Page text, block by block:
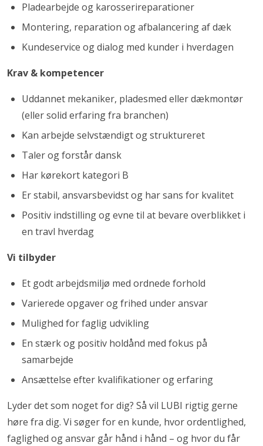
Pladearbejde og karosserireparationer
Montering, reparation og afbalancering af dæk
Kundeservice og dialog med kunder i hverdagen
Krav & kompetencer
Uddannet mekaniker, pladesmed eller dækmontør
(eller solid erfaring fra branchen)
Kan arbejde selvstændigt og struktureret
Taler og forstår dansk
Har kørekort kategori B
Er stabil, ansvarsbevidst og har sans for kvalitet
Positiv indstilling og evne til at bevare overblikket i
en travl hverdag
Vi tilbyder
Et godt arbejdsmiljø med ordnede forhold
Varierede opgaver og frihed under ansvar
Mulighed for faglig udvikling
En stærk og positiv holdånd med fokus på
samarbejde
Ansættelse efter kvalifikationer og erfaring
Lyder det som noget for dig? Så vil LUBI rigtig gerne
høre fra dig. Vi søger for en kunde, hvor ordentlighed,
faglighed og ansvar går hånd i hånd – og hvor du får